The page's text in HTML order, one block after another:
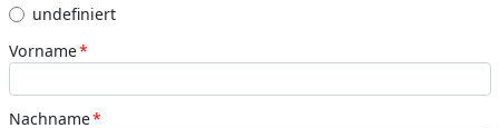
undefiniert
Vorname*
Nachname*